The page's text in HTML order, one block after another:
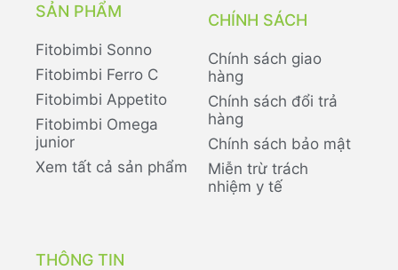
SẢN PHẨM
Fitobimbi Sonno
Fitobimbi Ferro C
Fitobimbi Appetito
Fitobimbi Omega
junior
Xem tất cả sản phẩm
CHÍNH SÁCH
Chính sách giao
hàng
Chính sách đổi trả
hàng
Chính sách bảo mật
Miễn trừ trách
nhiệm y tế
THÔNG TIN